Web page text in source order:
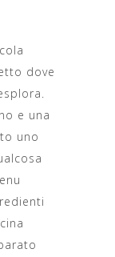
dove
e una
uno